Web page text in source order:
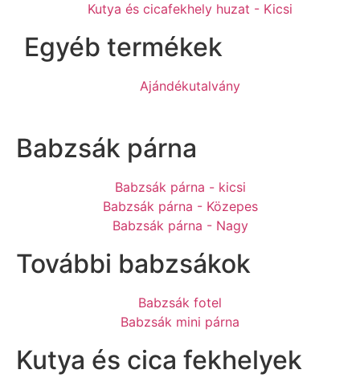
Kutya és cicafekhely huzat - Kicsi
Egyéb termékek
Ajándékutalvány
Babzsák párna
Babzsák párna - kicsi
Babzsák párna - Közepes
Babzsák párna - Nagy
További babzsákok
Babzsák fotel
Babzsák mini párna
Kutya és cica fekhelyek